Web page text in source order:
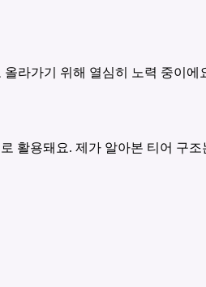
올라가기 위해 열심히 노력 중이에
활용돼요. 제가 알아본 티어 구